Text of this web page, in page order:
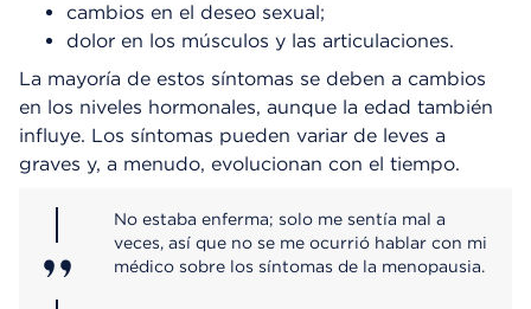
cambios en el deseo sexual;
dolor en los músculos y las articulaciones.
La mayoría de estos síntomas se deben a cambios
en los niveles hormonales, aunque la edad también
influye. Los síntomas pueden variar de leves a
graves y, a menudo, evolucionan con el tiempo.
No estaba enferma; solo me sentía mal a
veces, así que no se me ocurrió hablar con mi
médico sobre los síntomas de la menopausia.